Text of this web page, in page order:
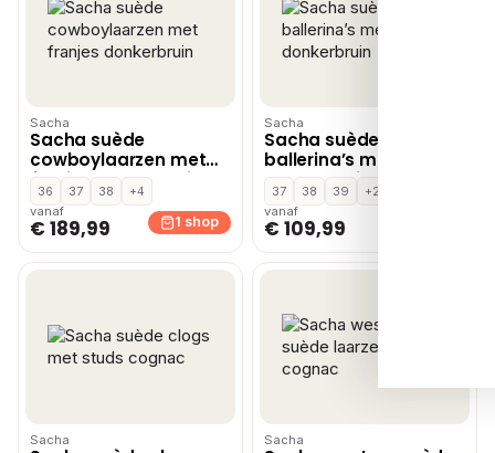
Sacha
Sacha suède
cowboylaarzen met
franjes donkerbruin
36 37 38
+4
vanaf
€ 189,99 1 shop
Sacha
Sacha suède
ballerina’s met studs
donkerbruin
37 38 39
+2
vanaf
€ 109,99
Sacha Sacha